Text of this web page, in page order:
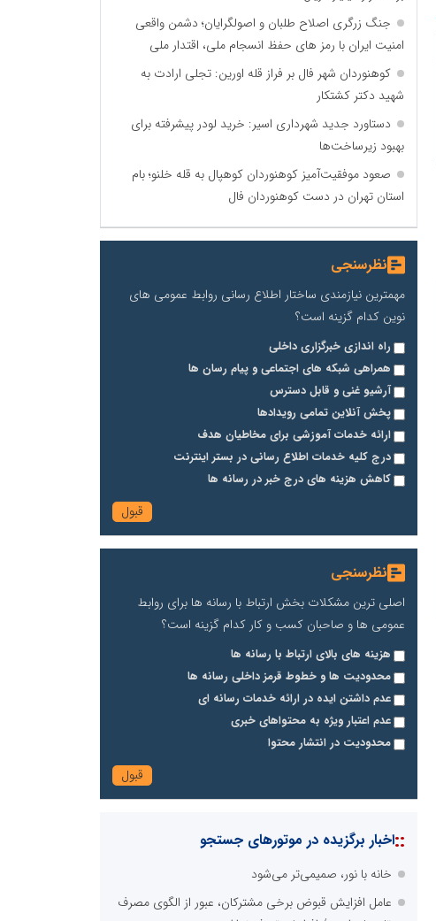
جنگ زرگری اصلاح طلبان و اصولگرایان؛ دشمن واقعی
امنیت ایران با رمز های حفظ انسجام ملی، اقتدار ملی
کوهنوردان شهر فال بر فراز قله اورین: تجلی ارادت به
شهید دکتر کشتکار
دستاورد جدید شهرداری اسیر: خرید لودر پیشرفته برای
بهبود زیرساخت‌ها
صعود موفقیت‌آمیز کوهنوردان کوهپال به قله خلنو؛ بام
استان تهران در دست کوهنوردان فال
نظرسنجی
مهمترین نیازمندی ساختار اطلاع رسانی روابط عمومی های
نوین کدام گزینه است؟
راه اندازی خبرگزاری داخلی
همراهی شبکه های اجتماعی و پیام رسان ها
آرشیو غنی و قابل دسترس
پخش آنلاین تمامی رویدادها
ارائه خدمات آموزشی برای مخاطیان هدف
درج کلیه خدمات اطلاع رسانی در بستر اینترنت
کاهش هزینه های درج خبر در رسانه ها
نظرسنجی
اصلی ترین مشکلات بخش ارتباط با رسانه ها برای روابط
عمومی ها و صاحبان کسب و کار کدام گزینه است؟
هزینه های بالای ارتباط با رسانه ها
محدودیت ها و خطوط قرمز داخلی رسانه ها
عدم داشتن ایده در ارائه خدمات رسانه ای
عدم اعتبار ویژه به محتواهای خبری
محدودیت در انتشار محتوا
::اخبار برگزیده در موتورهای جستجو
خانه با نور، صمیمی‌تر می‌شود
عامل افزایش قبوض برخی مشترکان، عبور از الگوی مصرف